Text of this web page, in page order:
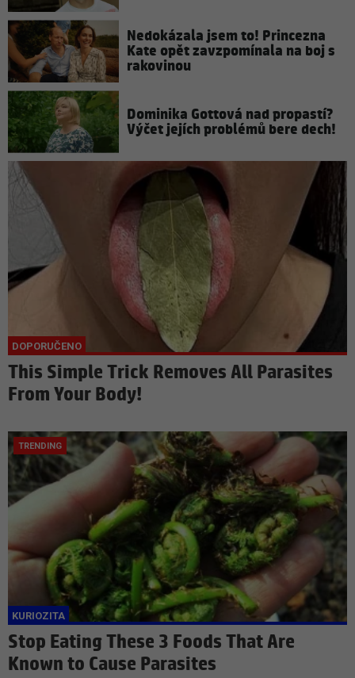
Nedokázala jsem to! Princezna
Kate opět zavzpomínala na boj s
rakovinou
Dominika Gottová nad propastí?
Výčet jejích problémů bere dech!
This Simple Trick Removes All Parasites
From Your Body!
Stop Eating These 3 Foods That Are
Known to Cause Parasites